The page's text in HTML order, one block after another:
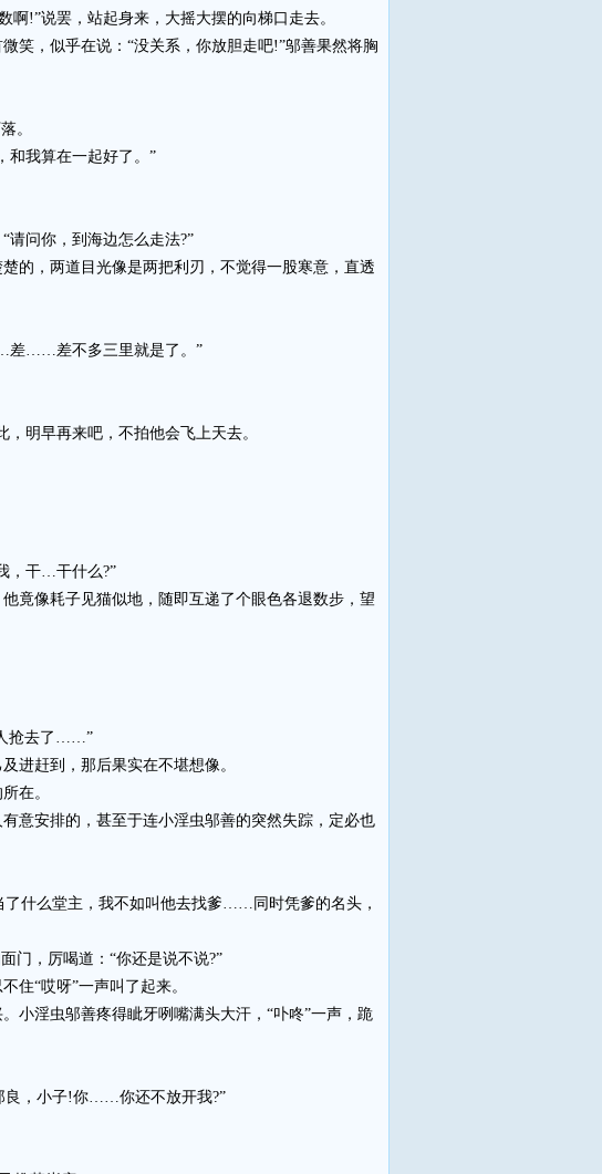
!”说罢，站起身来，大摇大摆的向梯口走去。
，似乎在说：“没关系，你放胆走吧!”邬善果然将胸
。
我算在一起好了。”
问你，到海边怎么走法?”
，两道目光像是两把利刃，不觉得一股寒意，直透
……差不多三里就是了。”
明早再来吧，不拍他会飞上天去。
，干…干什么?”
像耗子见猫似地，随即互递了个眼色各退数步，望
抢去了……”
赶到，那后果实在不堪想像。
在。
安排的，甚至于连小淫虫邬善的突然失踪，定必也
什么堂主，我不如叫他去找爹……同时凭爹的名头，
，厉喝道：“你还是说不说?”
“哎呀”一声叫了起来。
淫虫邬善疼得眦牙咧嘴满头大汗，“卟咚”一声，跪
良，小子!你……你还不放开我?”